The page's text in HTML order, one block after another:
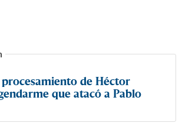
de Héctor
que atacó a Pablo